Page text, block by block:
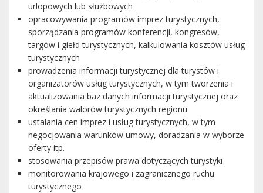
urlopowych lub służbowych
opracowywania programów imprez turystycznych,
sporządzania programów konferencji, kongresów,
targów i giełd turystycznych, kalkulowania kosztów usług
turystycznych
prowadzenia informacji turystycznej dla turystów i
organizatorów usług turystycznych, w tym tworzenia i
aktualizowania baz danych informacji turystycznej oraz
określania walorów turystycznych regionu
ustalania cen imprez i usług turystycznych, w tym
negocjowania warunków umowy, doradzania w wyborze
oferty itp.
stosowania przepisów prawa dotyczących turystyki
monitorowania krajowego i zagranicznego ruchu
turystycznego